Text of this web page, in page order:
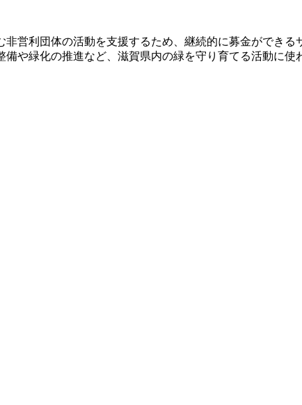
非営利団体の活動を支援するため、継続的に募金ができる
や緑化の推進など、滋賀県内の緑を守り育てる活動に使